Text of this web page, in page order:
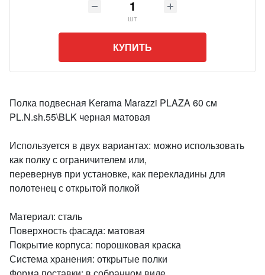
шт
КУПИТЬ
Полка подвесная Kerama Marazzi PLAZA 60 см
PL.N.sh.55\BLK черная матовая
Используется в двух вариантах: можно использовать
как полку с ограничителем или,
перевернув при установке, как перекладины для
полотенец с открытой полкой
Материал: сталь
Поверхность фасада: матовая
Покрытие корпуса: порошковая краска
Система хранения: открытые полки